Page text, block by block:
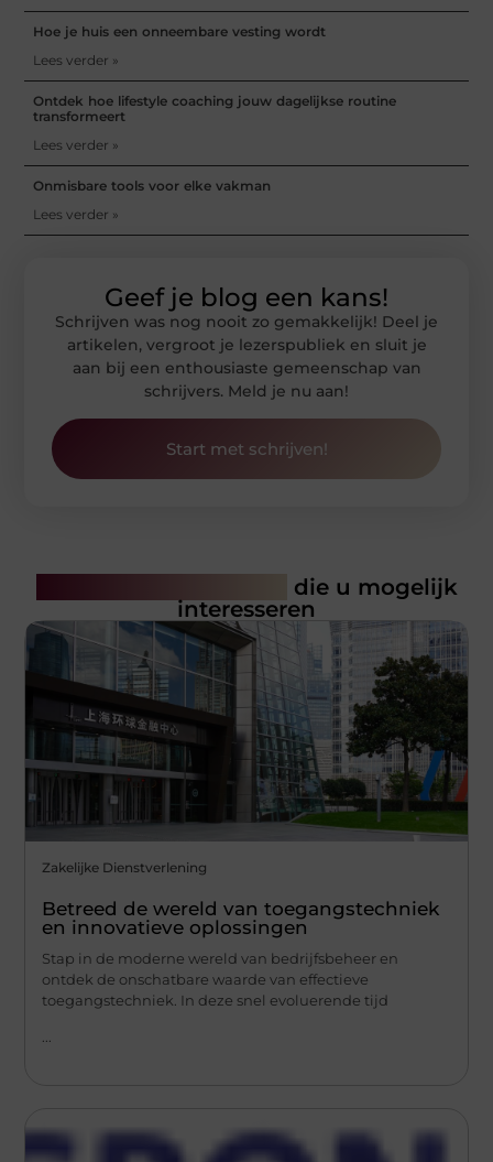
Hoe je huis een onneembare vesting wordt
Lees verder »
Ontdek hoe lifestyle coaching jouw dagelijkse routine
transformeert
Lees verder »
Onmisbare tools voor elke vakman
Lees verder »
Geef je blog een kans!
Schrijven was nog nooit zo gemakkelijk! Deel je
artikelen, vergroot je lezerspubliek en sluit je
aan bij een enthousiaste gemeenschap van
schrijvers. Meld je nu aan!
Start met schrijven!
die u mogelijk
interesseren
Zakelijke Dienstverlening
Betreed de wereld van toegangstechniek
en innovatieve oplossingen
Stap in de moderne wereld van bedrijfsbeheer en
ontdek de onschatbare waarde van effectieve
toegangstechniek. In deze snel evoluerende tijd
...